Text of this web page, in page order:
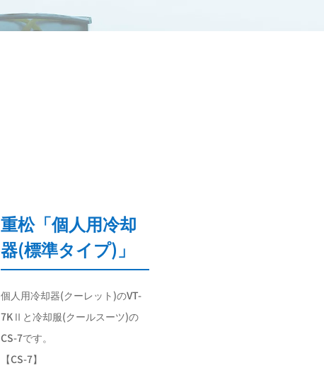
重松「個人用冷却
器(標準タイプ)」
個人用冷却器(クーレット)のVT-
7KⅡと冷却服(クールスーツ)の
CS-7です。
【CS-7】